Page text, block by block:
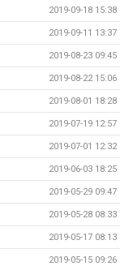
2019-09-18 15:38
2019-09-11 13:37
2019-08-23 09:45
2019-08-22 15:06
2019-08-01 18:28
2019-07-19 12:57
2019-07-01 12:32
2019-06-03 18:25
2019-05-29 09:47
2019-05-28 08:33
2019-05-17 08:13
2019-05-15 09:26